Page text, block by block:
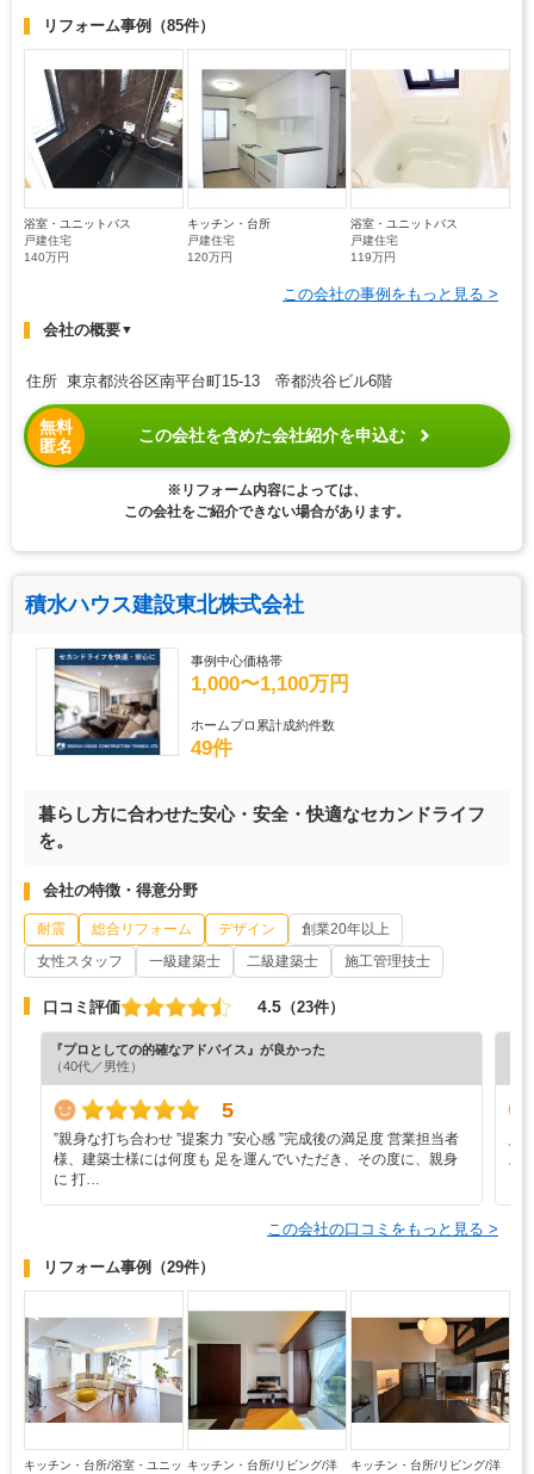
リフォーム事例 （85件）
浴室・ユニットバス
戸建住宅
140万円
キッチン・台所
戸建住宅
120万円
浴室・ユニットバス
戸建住宅
119万円
この会社の事例をもっと見る >
会社の概要▼
住所 東京都渋谷区南平台町15-13 帝都渋谷ビル6階
無料
匿名
この会社を含めた会社紹介を申込む
※リフォーム内容によっては、
この会社をご紹介できない場合があります。
積水ハウス建設東北株式会社
事例中心価格帯
1,000〜1,100万円
ホームプロ累計成約件数
49件
暮らし方に合わせた安心・安全・快適なセカンドライフ
を。
会社の特徴・得意分野
耐震 総合リフォーム デザイン
創業20年以上
女性スタッフ
一級建築士 二級建築士 施工管理技士
口コミ評価 4.5 （23件）
『プロとしての的確なアドバイス』が良かった
（40代／男性）
5
”‬親身な打ち合わせ ‪”‬提案力 ‪”‬安心感 ‪”‬完成後の満足度 営業担当者
様、建築士様には何度も 足を運んでいただき、その度に、親身
に 打…
ス
この会社の口コミをもっと見る >
リフォーム事例 （29件）
キッチン・台所/浴室・ユニッ キッチン・台所/リビング/洋
キッチン・台所/リビング/洋